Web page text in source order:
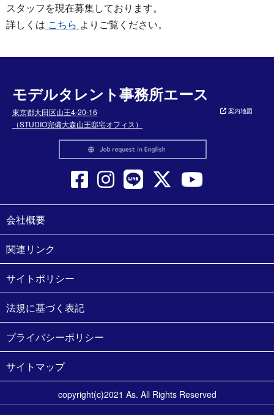
スタッフを現在募集しております。
詳しくは こちら よりご覧ください。
モデルタレント事務所エース
東京都大田区山王4-20-16
（STUDIO完備大森山王邸宅オフィス）
案内地図
会社概要
関連リンク
サイトポリシー
法規に基づく表記
プライバシーポリシー
サイトマップ
copyright(c)2021 As. All Rights Reserved